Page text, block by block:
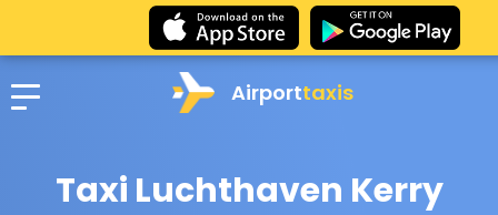
Airporttaxis
Taxi Luchthaven Kerry